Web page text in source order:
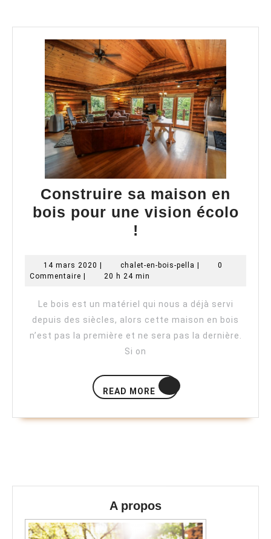
Construire sa maison en
bois pour une vision écolo
!
maison
en
bois
pour
une
vision
écolo
!
14 mars 2020 14
mars
chalet-en-bois-pella chalet-0
Commentaire
20 h 24 min
Le bois est un matériel qui nous a déjà servi
depuis des siècles, alors cette maison en bois
n’est pas la première et ne sera pas la dernière.
Si on
READ MORE
READ
MORE
A propos